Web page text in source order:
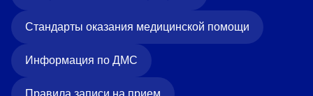
Стандарты оказания медицинской помощи
Информация по ДМС
Правила записи на прием